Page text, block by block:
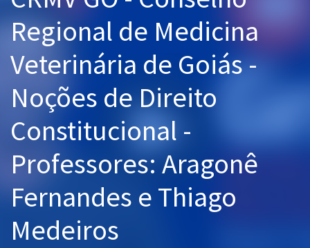
Graduação
Mentorias
Questões grátis
Conteúdo gratuito
Blog
Aprovados
Regional de Medicina
Veterinária de Goiás -
Noções de Direito
Constitucional -
Professores: Aragonê
Fernandes e Thiago
Medeiros